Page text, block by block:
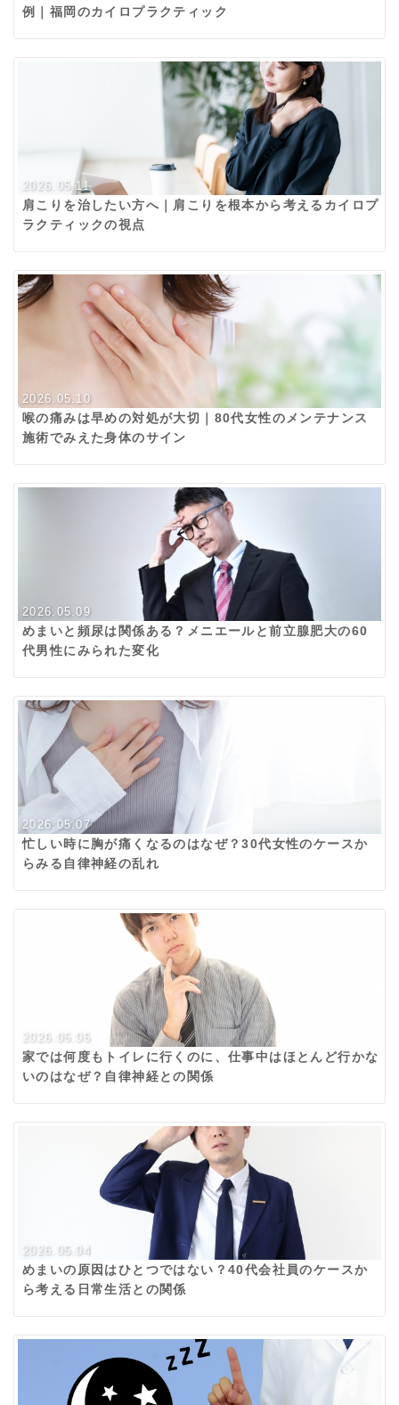
例｜福岡のカイロプラクティック
2026.05.11
肩こりを治したい方へ｜肩こりを根本から考えるカイロプ
ラクティックの視点
2026.05.10
喉の痛みは早めの対処が大切｜80代女性のメンテナンス
施術でみえた身体のサイン
2026.05.09
めまいと頻尿は関係ある？メニエールと前立腺肥大の60
代男性にみられた変化
2026.05.07
忙しい時に胸が痛くなるのはなぜ？30代女性のケースか
らみる自律神経の乱れ
2026.05.05
家では何度もトイレに行くのに、仕事中はほとんど行かな
いのはなぜ？自律神経との関係
2026.05.04
めまいの原因はひとつではない？40代会社員のケースか
ら考える日常生活との関係